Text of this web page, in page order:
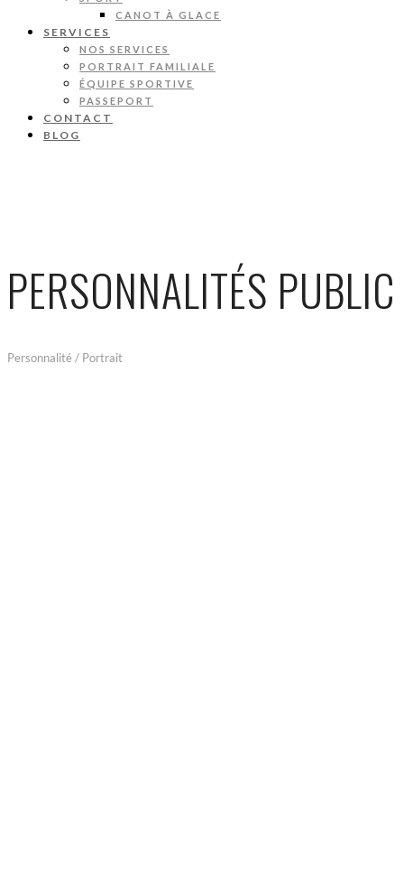
CANOT À GLACE
SERVICES
NOS SERVICES
PORTRAIT FAMILIALE
ÉQUIPE SPORTIVE
PASSEPORT
CONTACT
BLOG
PERSONNALITÉS PUBLIC
Personnalité / Portrait